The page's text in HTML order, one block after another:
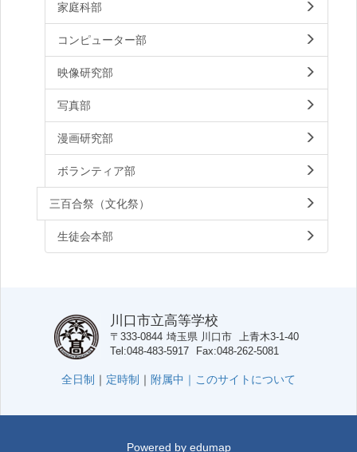
家庭科部
コンピューター部
映像研究部
写真部
漫画研究部
ボランティア部
三百合祭（文化祭）
生徒会本部
川口市立高等学校
〒333-0844 埼玉県 川口市 上青木3-1-40
Tel 048-483-5917 Fax 048-262-5081
全日制 ｜ 定時制 ｜ 附属中｜ このサイトについて
Powered by edumap